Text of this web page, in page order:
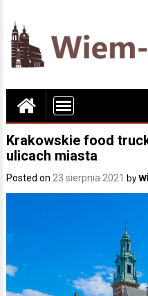
Krakowskie food
ulicach miasta
Posted on 23 sierpnia 2021 by